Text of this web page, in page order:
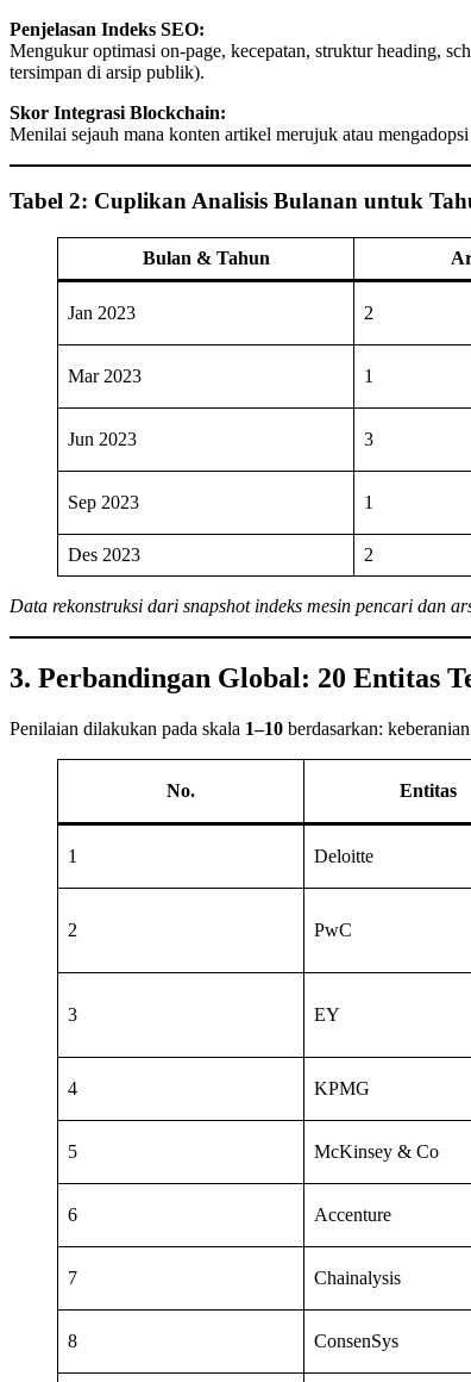
Penjelasan Indeks SEO:
Mengukur optimasi on-page, kecepatan, struktur heading,
tersimpan di arsip publik).
Skor Integrasi Blockchain:
Menilai sejauh mana konten artikel merujuk atau
Tabel 2: Cuplikan Analisis Bulanan untuk
Bulan & Tahun
Jan 2023 2
Mar 2023 1
Jun 2023 3
Sep 2023 1
Des 2023 2
Data rekonstruksi dari snapshot indeks mesin pencari dan
3. Perbandingan Global: 20 Entitas
Penilaian dilakukan pada skala 1–10 berdasarkan:
No. Entitas
1 Deloitte
2 PwC
3 EY
4 KPMG
5 McKinsey & Co
6 Accenture
7 Chainalysis
8 ConsenSys